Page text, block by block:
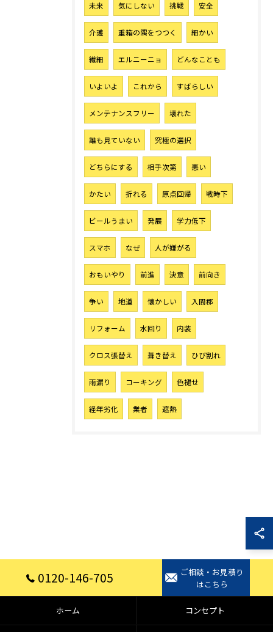
未来 気にしない 挑戦 安全
介護 重箱の隅をつつく 細かい
繊細 エルニーニョ どんなことも
いよいよ これから すばらしい
メンテナンスフリー 壊れた
誰も見ていない 究極の選択
どちらにする 相手次第 悪い
かたい 折れる 原点回帰 戦時下
ビールうまい 発展 学力低下
スマホ なぜ 人が嫌がる
おもいやり 前進 決意 前向き
争い 地道 懐かしい 入間郡
リフォーム 水回り 内装
クロス張替え 葺き替え ひび割れ
雨漏り コーキング 色褪せ
経年劣化 業者 遮熱
0120-146-705
ご相談・お見積り
はこちら
ホーム コンセプト